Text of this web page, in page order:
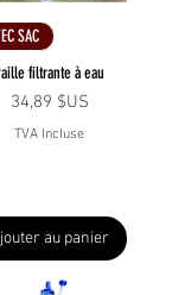
SAC
filtrante à eau
Prix
34,89 $US
TVA Incluse
au panier